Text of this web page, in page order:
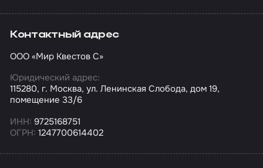
Контактный адрес
ООО «Мир Квестов С»
Юридический адрес:
115280, г. Москва, ул. Ленинская Слобода, дом 19,
помещение 33/6
ИНН: 9725168751
ОГРН: 1247700614402